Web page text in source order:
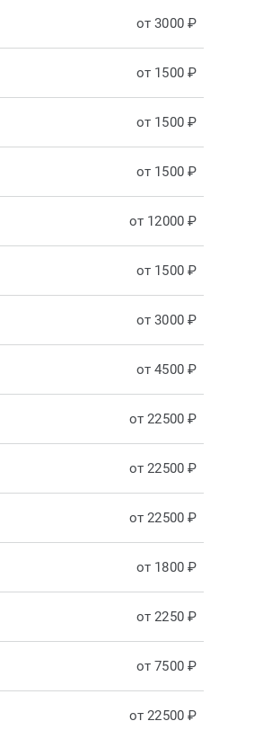
от 3000 ₽
от 1500 ₽
от 1500 ₽
от 1500 ₽
от 12000 ₽
от 1500 ₽
от 3000 ₽
от 4500 ₽
от 22500 ₽
от 22500 ₽
от 22500 ₽
от 1800 ₽
от 2250 ₽
от 7500 ₽
от 22500 ₽